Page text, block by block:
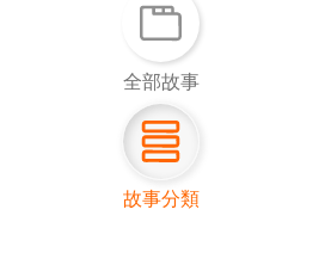
全部故事
故事分類